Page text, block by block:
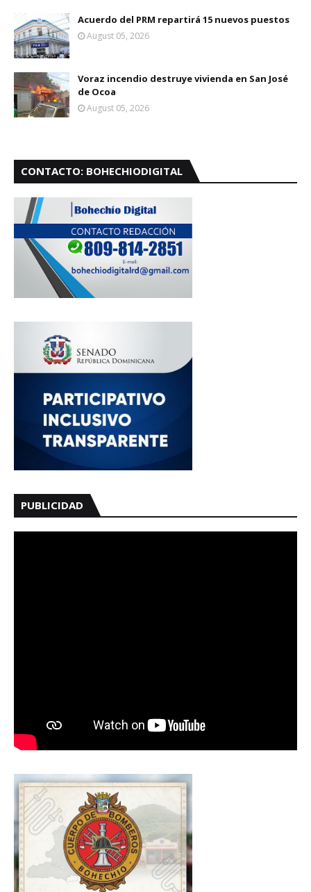
Acuerdo del PRM repartirá 15 nuevos puestos
August 05, 2026
Voraz incendio destruye vivienda en San José
de Ocoa
August 05, 2026
CONTACTO: BOHECHIODIGITAL
PUBLICIDAD